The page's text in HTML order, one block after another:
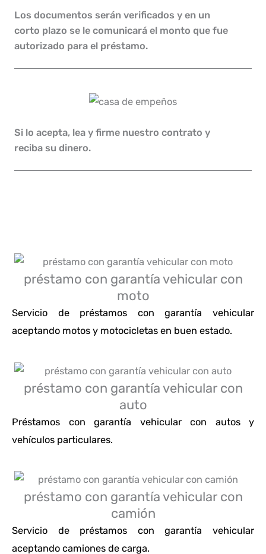
Los documentos serán verificados y en un
corto plazo se le comunicará el monto que fue
autorizado para el préstamo.
Si lo acepta, lea y firme nuestro contrato y
reciba su dinero.
préstamo con garantía vehicular con
moto
Servicio de préstamos con garantía vehicular
aceptando motos y motocicletas en buen estado.
préstamo con garantía vehicular con
auto
Préstamos con garantía vehicular con autos y
vehículos particulares.
préstamo con garantía vehicular con
camión
Servicio de préstamos con garantía vehicular
aceptando camiones de carga.